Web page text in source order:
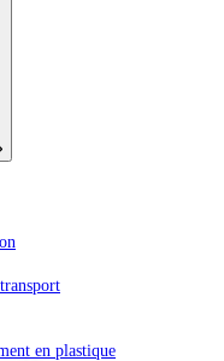
en plastique